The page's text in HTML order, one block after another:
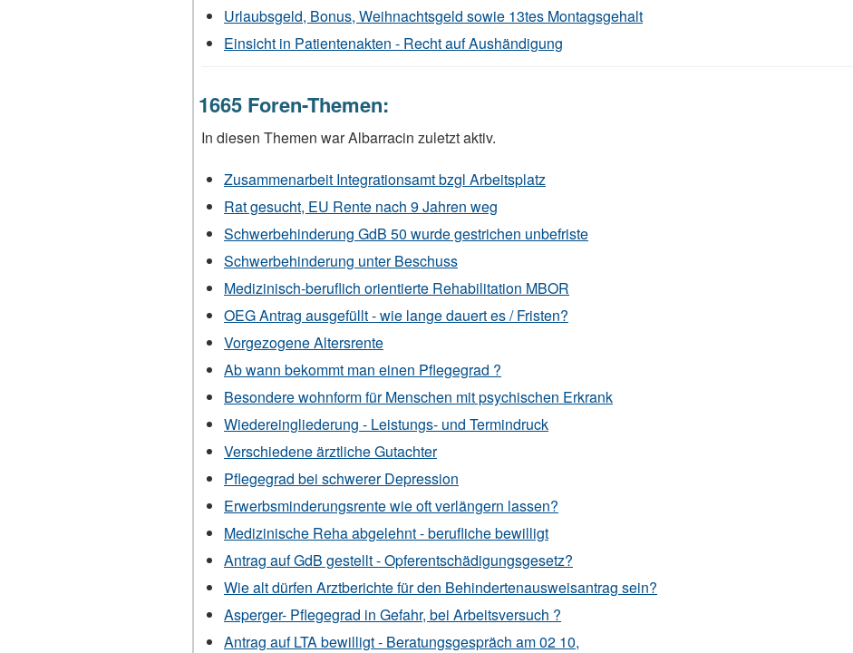
Urlaubsgeld, Bonus, Weihnachtsgeld sowie 13tes Montagsgehalt
Einsicht in Patientenakten - Recht auf Aushändigung
1665 Foren-Themen:
In diesen Themen war Albarracin zuletzt aktiv.
Zusammenarbeit Integrationsamt bzgl Arbeitsplatz
Rat gesucht, EU Rente nach 9 Jahren weg
Schwerbehinderung GdB 50 wurde gestrichen unbefriste
Schwerbehinderung unter Beschuss
Medizinisch-beruflich orientierte Rehabilitation MBOR
OEG Antrag ausgefüllt - wie lange dauert es / Fristen?
Vorgezogene Altersrente
Ab wann bekommt man einen Pflegegrad ?
Besondere wohnform für Menschen mit psychischen Erkrank
Wiedereingliederung - Leistungs- und Termindruck
Verschiedene ärztliche Gutachter
Pflegegrad bei schwerer Depression
Erwerbsminderungsrente wie oft verlängern lassen?
Medizinische Reha abgelehnt - berufliche bewilligt
Antrag auf GdB gestellt - Opferentschädigungsgesetz?
Wie alt dürfen Arztberichte für den Behindertenausweisantrag sein?
Asperger- Pflegegrad in Gefahr, bei Arbeitsversuch ?
Antrag auf LTA bewilligt - Beratungsgespräch am 02 10,